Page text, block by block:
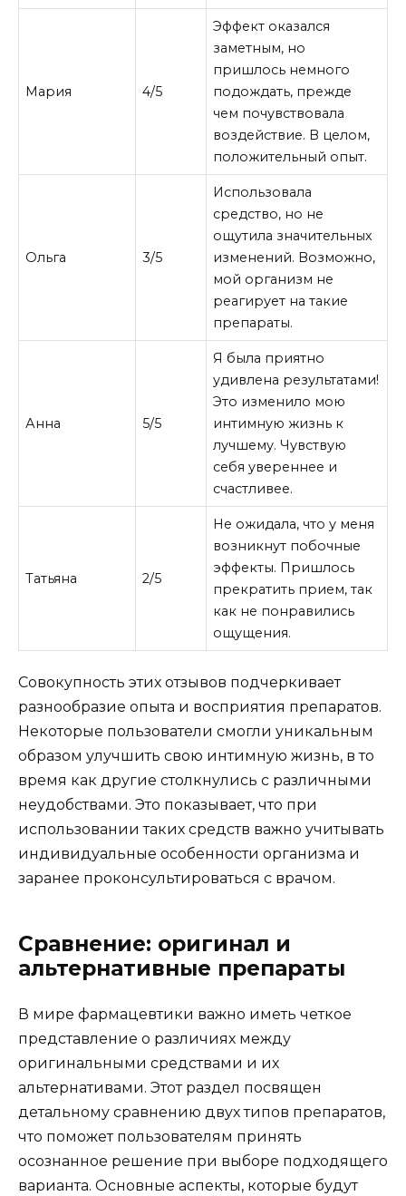
Мария 4/5
Эффект оказался
заметным, но
пришлось немного
подождать, прежде
чем почувствовала
воздействие. В целом,
положительный опыт.
Ольга 3/5
Использовала
средство, но не
ощутила значительных
изменений. Возможно,
мой организм не
реагирует на такие
препараты.
Анна 5/5
Я была приятно
удивлена результатами!
Это изменило мою
интимную жизнь к
лучшему. Чувствую
себя увереннее и
счастливее.
Татьяна 2/5
Не ожидала, что у меня
возникнут побочные
эффекты. Пришлось
прекратить прием, так
как не понравились
ощущения.
Совокупность этих отзывов подчеркивает
разнообразие опыта и восприятия препаратов.
Некоторые пользователи смогли уникальным
образом улучшить свою интимную жизнь, в то
время как другие столкнулись с различными
неудобствами. Это показывает, что при
использовании таких средств важно учитывать
индивидуальные особенности организма и
заранее проконсультироваться с врачом.
Сравнение: оригинал и
альтернативные препараты
В мире фармацевтики важно иметь четкое
представление о различиях между
оригинальными средствами и их
альтернативами. Этот раздел посвящен
детальному сравнению двух типов препаратов,
что поможет пользователям принять
осознанное решение при выборе подходящего
варианта. Основные аспекты, которые будут